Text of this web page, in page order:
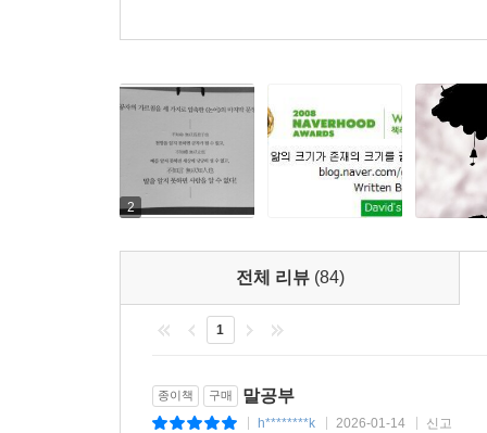
경지와 위력을 실감하고 배워 볼 수 있다.
설화집을 비롯한 수십 권의 고전에서 찾아낸 명
보여주는 역사적 인물들의 말을 통해 저자는 이
공자, 맹자, 장자 등의 철학자들은 어떻게 제자
역사의 극적인 반전을 이뤘을까? 2500년 동양고
수 없고(不知命 無以爲君子也), 예를 알지 못하
無以知人也).”
자기 자신은 물론 사람을 다스리는 말을 하고 싶
2
전체 리뷰 (84)
1
종이책 구매 말공부
h********k 2026-01-14 신고